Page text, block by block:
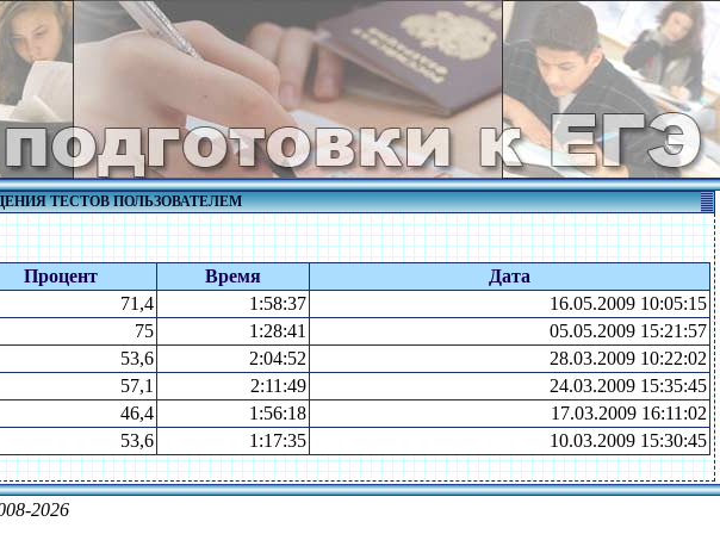
ТЕСТОВ ПОЛЬЗОВАТЕЛЕМ
Процент Время
Дата
71,4 1:58:37
16.05.2009 10:05:15
75 1:28:41
05.05.2009 15:21:57
53,6 2:04:52
28.03.2009 10:22:02
57,1 2:11:49
24.03.2009 15:35:45
46,4 1:56:18
17.03.2009 16:11:02
53,6 1:17:35 10.03.2009 15:30:45
2026